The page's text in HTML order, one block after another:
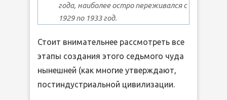
года, наиболее остро переживался с
1929 по 1933 год.
Стоит внимательнее рассмотреть все
этапы создания этого седьмого чуда
нынешней (как многие утверждают,
постиндустриальной цивилизации.